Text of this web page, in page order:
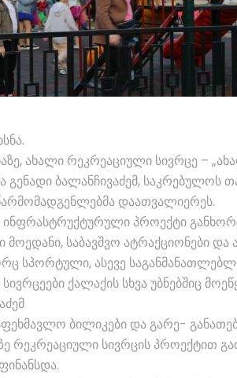
ახალი რეკრეაციული სივრცე –
გენადი ბალანჩივაძემ, საკრებულოს
დაათვალიერეს.
ინფრასტრუქტურული პროექტი
საბავშვო ატრაქციონები
სპორტული, ასევე
ქალაქის სხვა უბნებშიც
ბილიკები და გარე-
რეკრეაციული სივრცის პროექტით